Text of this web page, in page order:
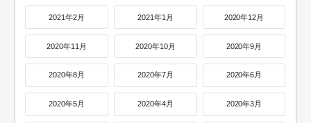
2021年2月 2021年1月 2020年12月
2020年11月 2020年10月 2020年9月
2020年8月 2020年7月 2020年6月
2020年5月 2020年4月 2020年3月